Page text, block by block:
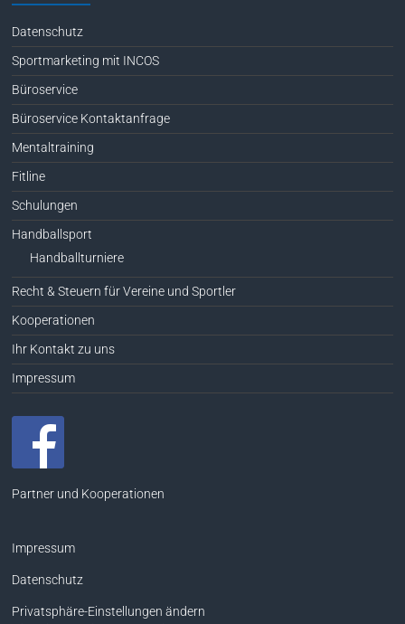
Datenschutz
Sportmarketing mit INCOS
Büroservice
Büroservice Kontaktanfrage
Mentaltraining
Fitline
Schulungen
Handballsport
Handballturniere
Recht & Steuern für Vereine und Sportler
Kooperationen
Ihr Kontakt zu uns
Impressum
Partner und Kooperationen
Impressum
Datenschutz
Privatsphäre-Einstellungen ändern